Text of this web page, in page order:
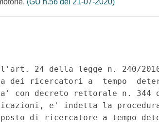
(GU n.56 del 21-07-2020)